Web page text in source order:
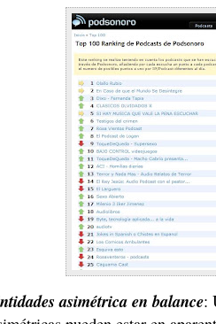
asimétrica en balance: